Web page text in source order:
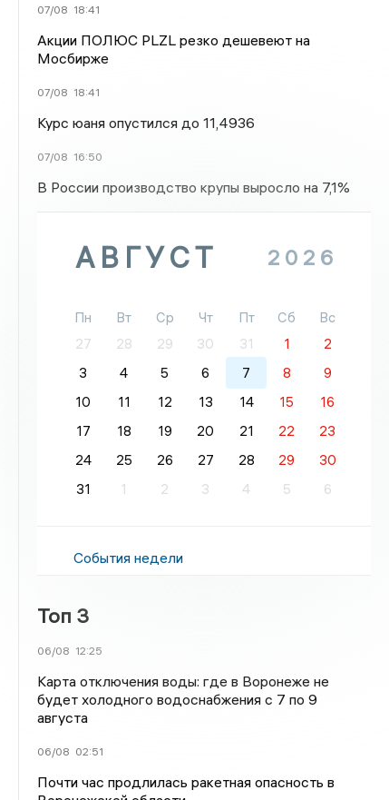
07/08 18:41
Акции ПОЛЮС PLZL резко дешевеют на
Мосбирже
07/08 18:41
Курс юаня опустился до 11,4936
07/08 16:50
В России производство крупы выросло на 7,1%
АВГУСТ 2026
Пн Вт Ср Чт Пт Сб
Вс
27
28 29 30 31 1
2
3
4 5 6 7 8
9
10
11 12 13 14 15
16
17
18 19 20 21 22
23
24
25 26 27 28 29
30
31
1 2 3 4 5 6
События недели
Топ 3
06/08 12:25
Карта отключения воды: где в Воронеже не
будет холодного водоснабжения с 7 по 9
августа
06/08 02:51
Почти час продлилась ракетная опасность в